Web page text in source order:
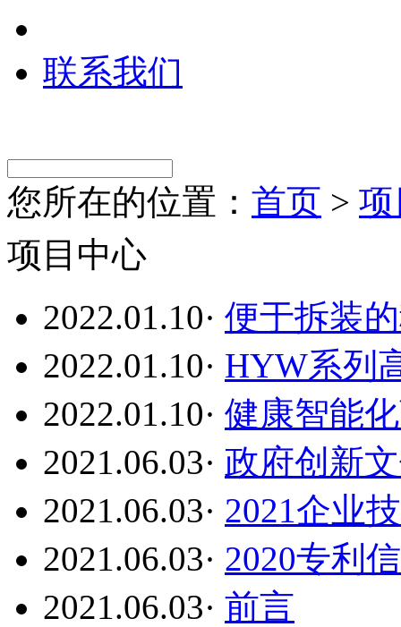
联系我们
您所在的位置： 首页 >
项目中心
2022.01.10· 便于拆装
2022.01.10· HYW系列
2022.01.10· 健康智能
2021.06.03· 政府创新
2021.06.03· 2021企业
2021.06.03· 2020专利
2021.06.03· 前言